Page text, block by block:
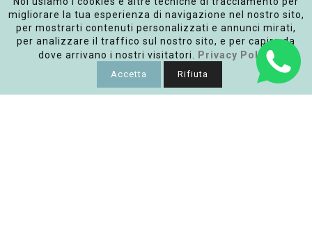
AGGIUNGI AL CARRELLO
FacebookInstagram
migliorare la tua esperienza di navigazione nel nostro sito,
per mostrarti contenuti personalizzati e annunci mirati,
per analizzare il traffico sul nostro sito, e per capire da
dove arrivano i nostri visitatori.
Privacy Policy
Accetta Rifiuta